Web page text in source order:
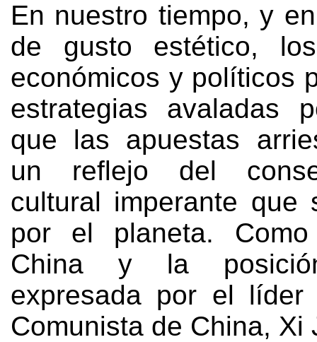
En nuestro tiempo,y
de gusto estético,
económicos y políticos
estrategias avaladas
que las apuestas
un reflejo del
cultural imperante que
por el planeta.
China y la
expresada por el líder
Comunista de China, Xi